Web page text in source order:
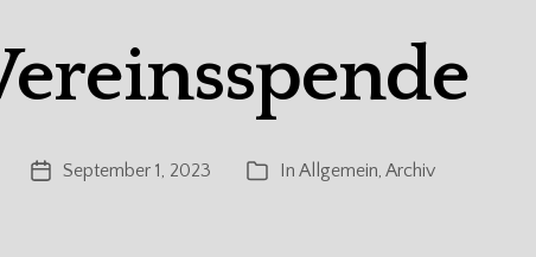
Veröffentlichungsdatum
September 1, 2023 Kategorien
In Allgemein, Archiv